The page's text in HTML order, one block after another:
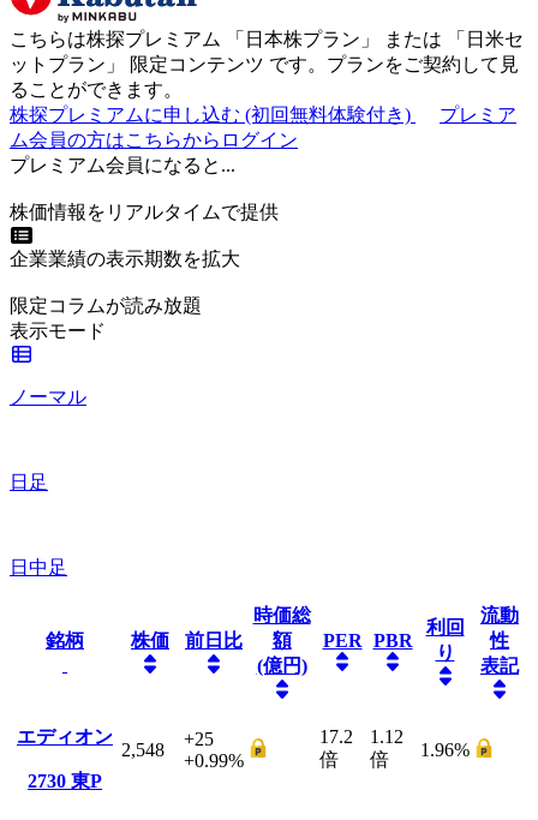
こちらは株探プレミアム 「 日本株プラン 」 または 「 日米セ
ットプラン 」 限定コンテンツ です。プランをご契約して見
ることができます。
株探プレミアムに申し込む (初回無料体験付き)
プレミア
ム会員の方はこちらからログイン
プレミアム会員になると...
株価情報をリアルタイムで提供
企業業績の表示期数を拡大
限定コラムが読み放題
表示モード
ノーマル
日足
日中足
銘柄 株価 前日比
時価総
額
(億円)
PER PBR
利回
り
流動
性
表記
エディオン
2730 東P
2,548
+25
+0.99%
17.2
倍
1.12
倍
1.96%